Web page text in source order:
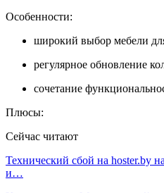
Особенности:
широкий выбор мебели
регулярное обновление
сочетание
Плюсы:
Сейчас читают
Технический сбой на hoster.by
и…